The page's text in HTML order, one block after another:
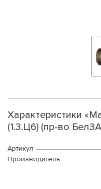
Характеристики
(1.3.Ц6) (пр-во
Артикул
Производитель